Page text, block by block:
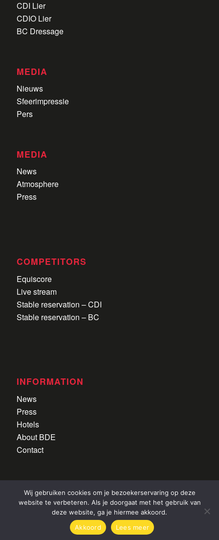
CDI Lier
CDIO Lier
BC Dressage
MEDIA
Nieuws
Sfeerimpressie
Pers
MEDIA
News
Atmosphere
Press
COMPETITORS
Equiscore
Live stream
Stable reservation – CDI
Stable reservation – BC
INFORMATION
News
Press
Hotels
About BDE
Contact
Alle rechten voorbehouden | Privacyverklaring
2022 CDI Lier | Website doorNewmore
Wij gebruiken cookies om je bezoekerservaring op deze
website te verbeteren. Als je doorgaat met het gebruik van
deze website, ga je hiermee akkoord.
Akkoord
Lees meer